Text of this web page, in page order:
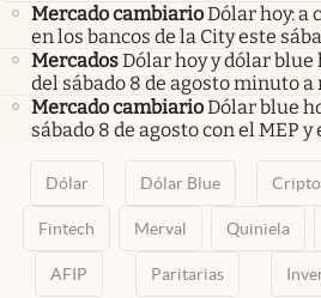
Mercado cambiarioDólar hoy: a
en los bancos de la City este
MercadosDólar hoy y dólar blue
del sábado 8 de agosto minuto
Mercado cambiarioDólar blue
sábado 8 de agosto con el MEP y
Dólar Dólar Blue
Fintech Merval Quiniela
AFIP Paritarias